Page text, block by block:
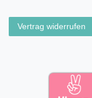
Vertrag widerrufen